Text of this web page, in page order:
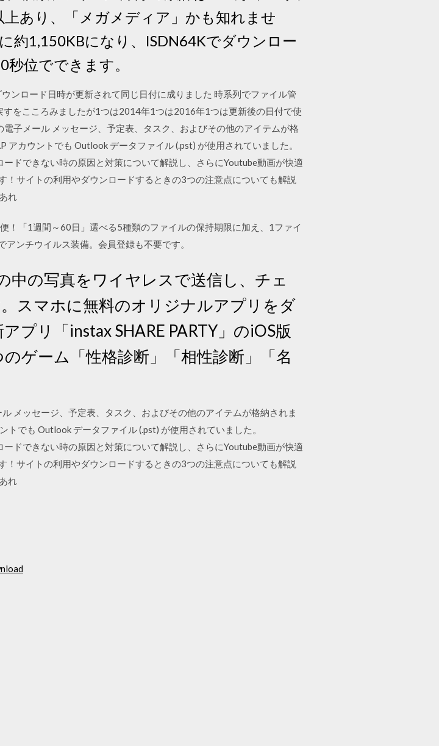
あり、「メガメディア」かも知れませ
約1,150KBになり、ISDN64Kでダウンロー
位でできます。
ンロード日時が更新されて同じ日付に成りました 時系列でファイル管
をこころみましたが1つは2014年1つは2016年1つは更新後の日付で使
子メール メッセージ、予定表、タスク、およびその他のアイテムが格
カウントでも Outlook データファイル (.pst) が使用されていました。
ドできない時の原因と対策について解説し、さらにYoutube動画が快適
サイトの利用やダウンロードするときの3つの注意点についても解説
れ
！「1週間～60日」選べる5種類のファイルの保持期限に加え、1ファイ
ンチウイルス装備。会員登録も不要です。
中の写真をワイヤレスで送信し、チェ
スマホに無料のオリジナルアプリをダ
プリ「instax SHARE PARTY」のiOS版
ゲーム「性格診断」「相性診断」「名
メッセージ、予定表、タスク、およびその他のアイテムが格納されま
でも Outlook データファイル (.pst) が使用されていました。
ドできない時の原因と対策について解説し、さらにYoutube動画が快適
サイトの利用やダウンロードするときの3つの注意点についても解説
れ